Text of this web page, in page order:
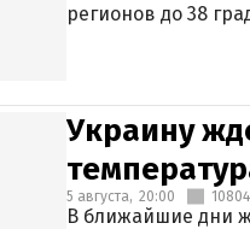
регионов до 38
Украину
5 августа, 20:00 10804
В ближайшие дни